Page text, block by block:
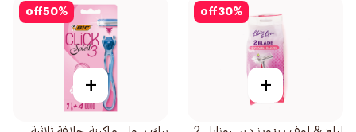
30%
off
+
50%
off
+